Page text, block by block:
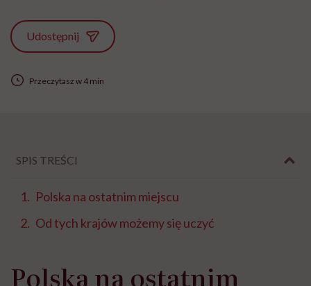
Udostępnij
Przeczytasz w 4 min
SPIS TREŚCI
Polska na ostatnim miejscu
Od tych krajów możemy się uczyć
Polska na ostatnim